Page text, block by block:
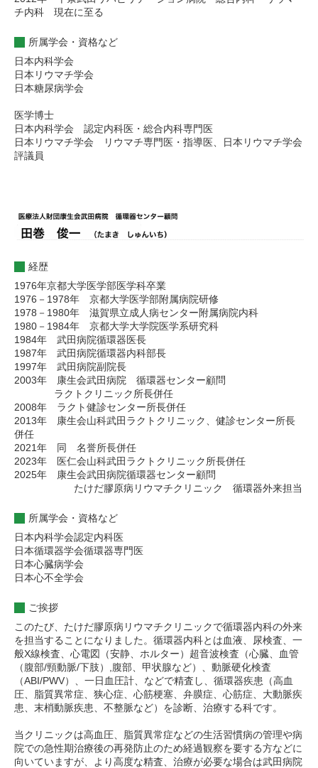
チ内科 現在に至る
所属学会・資格など
日本内科学会
日本リウマチ学会
日本糖尿病学会
医学博士
日本内科学会 認定内科医・総合内科専門医
日本リウマチ学会 リウマチ専門医・指導医、日本リウマチ学会
評議員
経歴
1976年京都大学医学部医学科卒業
1976－1978年 京都大学医学部附属病院研修
1978－1980年 滋賀県立成人病センター附属病院内科
1980－1984年 京都大学大学院医学系研究科
1984年 武田病院循環器医長
1987年 武田病院循環器内科部長
1997年 武田病院副院長
2003年 康生会武田病院 循環器センター顧問
ラクトクリニック所長併任
2008年 ラクト健診センター所長併任
2013年 康生会山科武田ラクトクリニック、健診センター所長
併任
2021年 同 名誉所長併任
2023年 医仁会山科武田ラクトクリニック所長併任
2025年 康生会武田病院循環器センター顧問
たけだ膠原病リウマチクリニック 循環器外来担当
所属学会・資格など
日本内科学会認定内科医
日本循環器学会循環器専門医
日本心臓病学会
日本心不全学会
ご挨拶
このたび、たけだ膠原病リウマチクリニックで循環器内科の外来
を担当することになりました。循環器内科とは血液、尿検査、一
般X線検査、心電図（安静、ホルター）超音波検査（心臓、血管
（腹部/頸動脈/下肢）,腹部、甲状腺など）、動脈硬化検査
（ABI/PWV）、一日血圧計、などで精査し、循環器疾患（高血
圧、脂質異常症、狭心症、心筋梗塞、弁膜症、心筋症、大動脈疾
患、末梢動脈疾患、不整脈など）を診断、治療する科です。
当クリニックは高血圧、脂質異常症などの生活習慣病の管理や病
院での急性期治療後の再発防止のため経過観察を要する方などに
向いていますが、より高度な精査、治療が必要な場合は武田病院